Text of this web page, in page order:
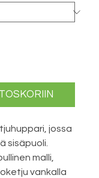
jossa
sisäpuoli.
malli,
vankalla